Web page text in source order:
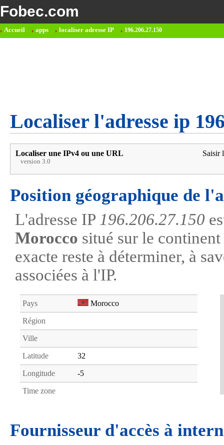
Fobec.com
Accueil apps localiser adresse IP 196.206.27.150
Localiser l'adresse ip
Localiser une IPv4 ou une URL
version 3.0
Saisir
Position géographique de
L'adresse IP 196.206.27.150
Morocco situé sur le
exacte reste à déterminer, à
associées à l'IP.
Pays Morocco
Région
Ville
Latitude 32
Longitude -5
Time zone
Fournisseur d'accès à